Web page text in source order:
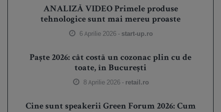
ANALIZĂ VIDEO Primele produse
tehnologice sunt mai mereu proaste
6 Aprilie 2026 - start-up.ro
Paște 2026: cât costă un cozonac plin cu de
toate, în București
8 Aprilie 2026 - retail.ro
Cine sunt speakerii Green Forum 2026: Cum